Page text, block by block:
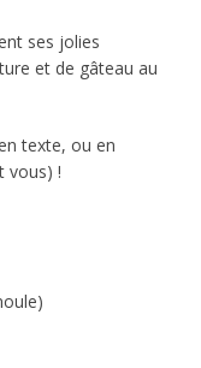
ses jolies
et de gâteau au
texte, ou en
vous) !